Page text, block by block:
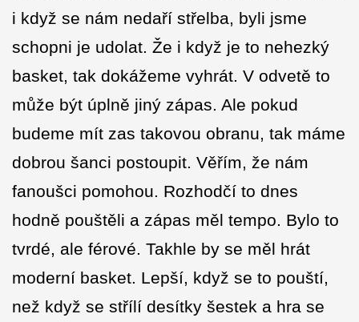
i když se nám nedaří střelba, byli jsme
schopni je udolat. Že i když je to nehezký
basket, tak dokážeme vyhrát. V odvetě to
může být úplně jiný zápas. Ale pokud
budeme mít zas takovou obranu, tak máme
dobrou šanci postoupit. Věřím, že nám
fanoušci pomohou. Rozhodčí to dnes
hodně pouštěli a zápas měl tempo. Bylo to
tvrdé, ale férové. Takhle by se měl hrát
moderní basket. Lepší, když se to pouští,
než když se střílí desítky šestek a hra se